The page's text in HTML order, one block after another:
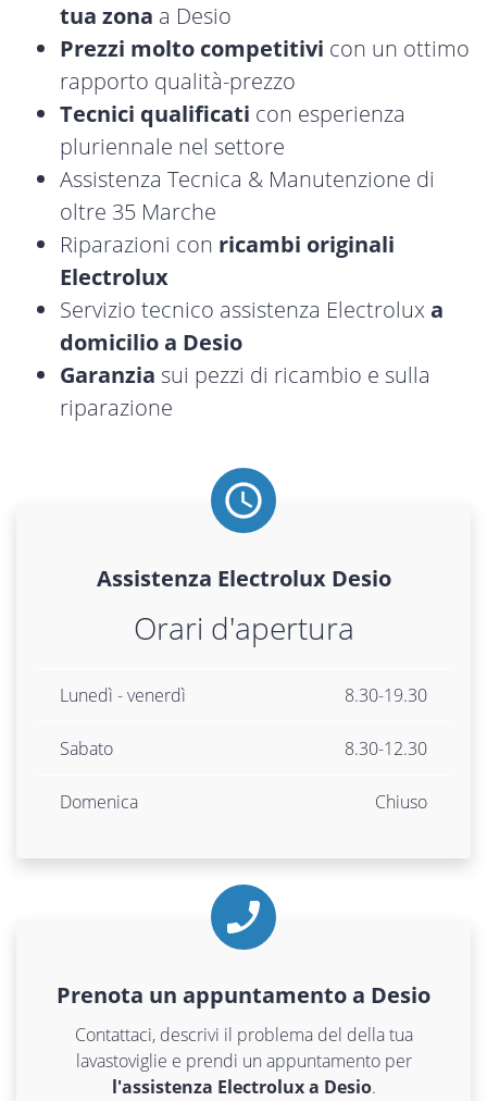
tua zona a Desio
Prezzi molto competitivi con un ottimo
rapporto qualità-prezzo
Tecnici qualificati con esperienza
pluriennale nel settore
Assistenza Tecnica & Manutenzione di
oltre 35 Marche
Riparazioni con ricambi originali
Electrolux
Servizio tecnico assistenza Electroluxa
domicilio a Desio
Garanzia sui pezzi di ricambio e sulla
riparazione
Assistenza ElectroluxDesio
Orari d'apertura
Lunedì - venerdì 8.30-19.30
Sabato 8.30-12.30
Domenica Chiuso
Prenota un appuntamento a Desio
Contattaci, descrivi il problema del della tua
lavastoviglie e prendi un appuntamento per
l'assistenza Electrolux a Desio.